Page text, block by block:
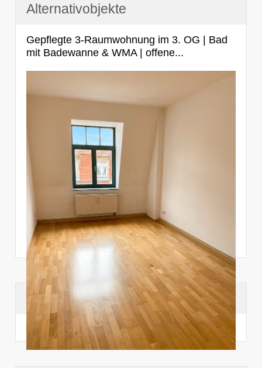
Alternativobjekte
Gepflegte 3-Raumwohnung im 3. OG | Bad
mit Badewanne & WMA | offene...
Suchhistorie
noch nichts angesehen